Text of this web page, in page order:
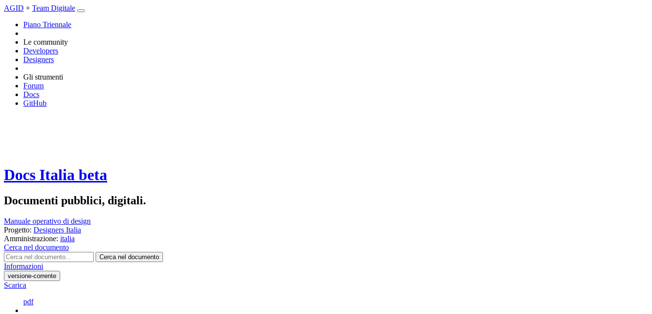
AGID + Team Digitale
Piano Triennale
Le community
Developers
Designers
Gli strumenti
Forum
Docs
GitHub
Docs Italia beta
Documenti pubblici, digitali.
Manuale operativo di design
Progetto: Designers Italia
Amministrazione: italia
Cerca nel documento
Cerca nel documento
Informazioni
versione-corrente
Scarica
pdf